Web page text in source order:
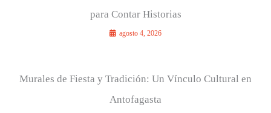
para Contar Historias
agosto 4, 2026
Murales de Fiesta y Tradición: Un Vínculo Cultural en
Antofagasta